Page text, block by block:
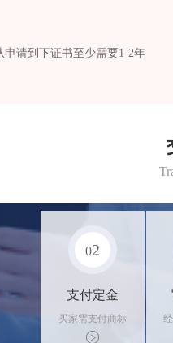
申请到下证书至少需要1-2年
02
支付定金
买家需支付商标
标价的10%的购